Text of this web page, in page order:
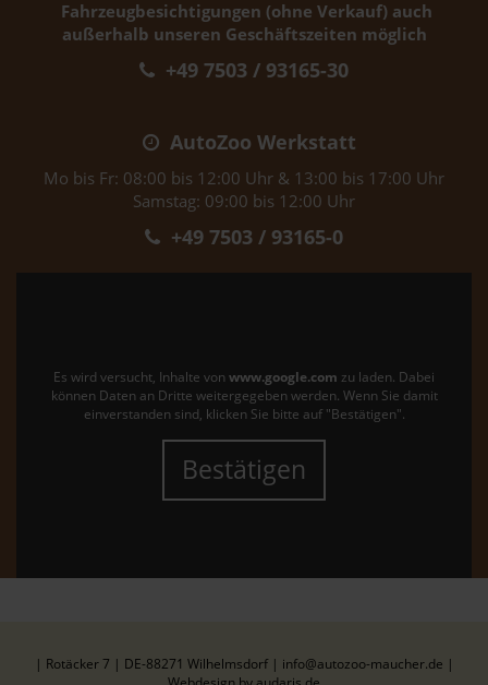
Fahrzeugbesichtigungen (ohne Verkauf) auch
außerhalb unseren Geschäftszeiten möglich
+49 7503 / 93165-30
AutoZoo Werkstatt
Mo bis Fr: 08:00 bis 12:00 Uhr & 13:00 bis 17:00 Uhr
Samstag: 09:00 bis 12:00 Uhr
+49 7503 / 93165-0
Es wird versucht, Inhalte von www.google.com zu laden. Dabei
können Daten an Dritte weitergegeben werden. Wenn Sie damit
einverstanden sind, klicken Sie bitte auf "Bestätigen".
Bestätigen
| Rotäcker 7 | DE-88271 Wilhelmsdorf | info@autozoo-maucher.de |